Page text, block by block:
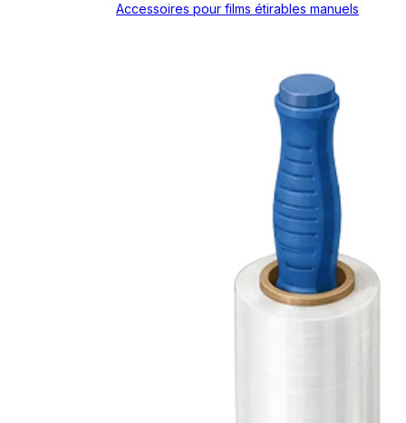
Accessoires pour films étirables manuels